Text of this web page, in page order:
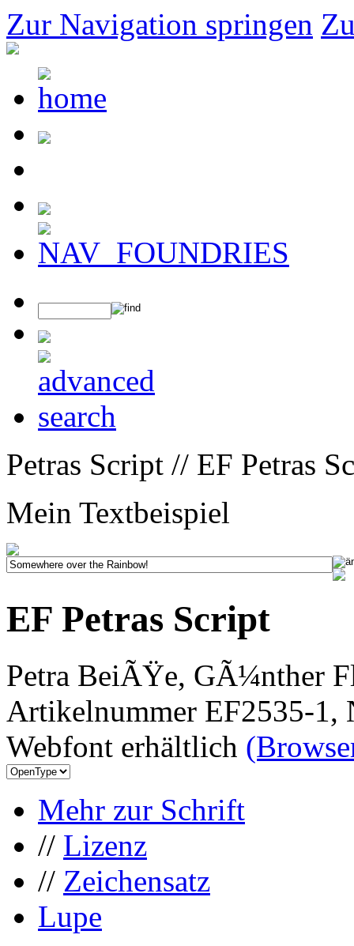
Zur Navigation springen
Petras Script // EF Petras
Mein Textbeispiel
EF Petras Script
Petra BeiÃŸe, GÃ¼nther
Artikelnummer EF2535-1,
Webfont erhältlich
Mehr zur Schrift
// Lizenz
// Zeichensatz
Lupe